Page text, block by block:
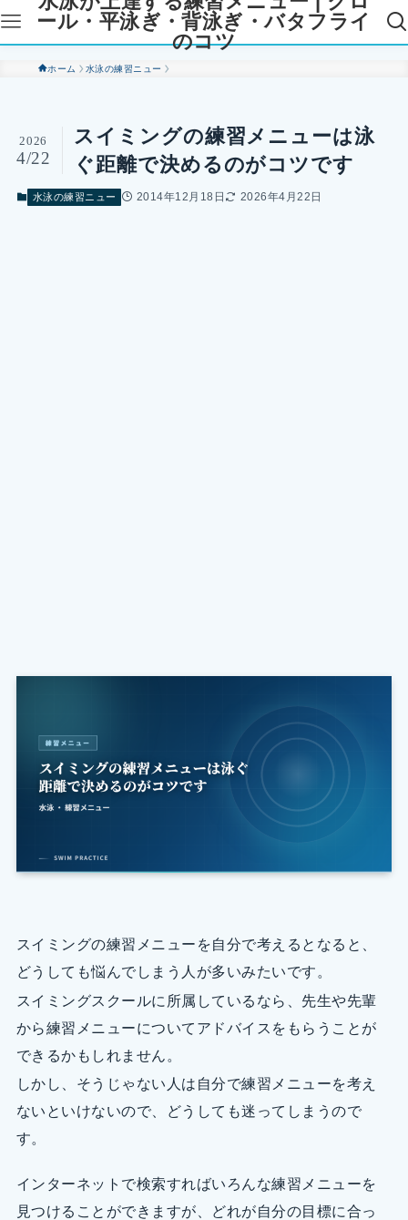
ール・平泳ぎ・背泳ぎ・バタフライ
のコツ
ホーム 水泳の練習ニュー
スイミングの練習メニューは泳
ぐ距離で決めるのがコツです
2026
4/22
水泳の練習ニュー 2014年12月18日 2026年4月22日
スイミングの練習メニューを自分で考えるとなると、
どうしても悩んでしまう人が多いみたいです。
スイミングスクールに所属しているなら、先生や先輩
から練習メニューについてアドバイスをもらうことが
できるかもしれません。
しかし、そうじゃない人は自分で練習メニューを考え
ないといけないので、どうしても迷ってしまうので
す。
インターネットで検索すればいろんな練習メニューを
見つけることができますが、どれが自分の目標に合っ